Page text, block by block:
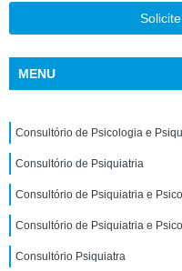
MENU
Consultório de Psicologia e
Consultório de Psiquiatria
Consultório de Psiquiatria e
Consultório de Psiquiatria e
Consultório Psiquiatra